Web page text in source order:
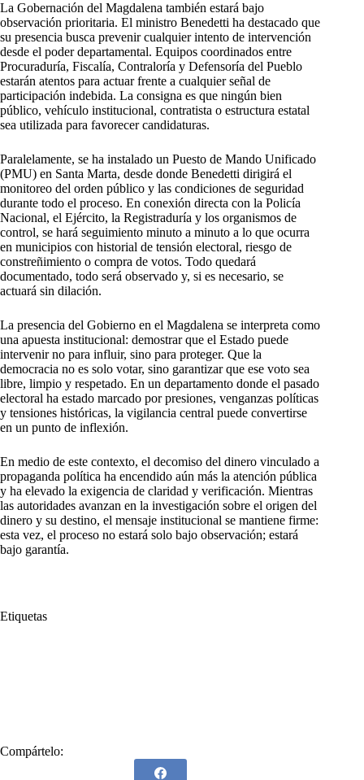
La Gobernación del Magdalena también estará bajo
observación prioritaria. El ministro Benedetti ha destacado que
su presencia busca prevenir cualquier intento de intervención
desde el poder departamental. Equipos coordinados entre
Procuraduría, Fiscalía, Contraloría y Defensoría del Pueblo
estarán atentos para actuar frente a cualquier señal de
participación indebida. La consigna es que ningún bien
público, vehículo institucional, contratista o estructura estatal
sea utilizada para favorecer candidaturas.
Paralelamente, se ha instalado un Puesto de Mando Unificado
(PMU) en Santa Marta, desde donde Benedetti dirigirá el
monitoreo del orden público y las condiciones de seguridad
durante todo el proceso. En conexión directa con la Policía
Nacional, el Ejército, la Registraduría y los organismos de
control, se hará seguimiento minuto a minuto a lo que ocurra
en municipios con historial de tensión electoral, riesgo de
constreñimiento o compra de votos. Todo quedará
documentado, todo será observado y, si es necesario, se
actuará sin dilación.
La presencia del Gobierno en el Magdalena se interpreta como
una apuesta institucional: demostrar que el Estado puede
intervenir no para influir, sino para proteger. Que la
democracia no es solo votar, sino garantizar que ese voto sea
libre, limpio y respetado. En un departamento donde el pasado
electoral ha estado marcado por presiones, venganzas políticas
y tensiones históricas, la vigilancia central puede convertirse
en un punto de inflexión.
En medio de este contexto, el decomiso del dinero vinculado a
propaganda política ha encendido aún más la atención pública
y ha elevado la exigencia de claridad y verificación. Mientras
las autoridades avanzan en la investigación sobre el origen del
dinero y su destino, el mensaje institucional se mantiene firme:
esta vez, el proceso no estará solo bajo observación; estará
bajo garantía.
Etiquetas
Compártelo: